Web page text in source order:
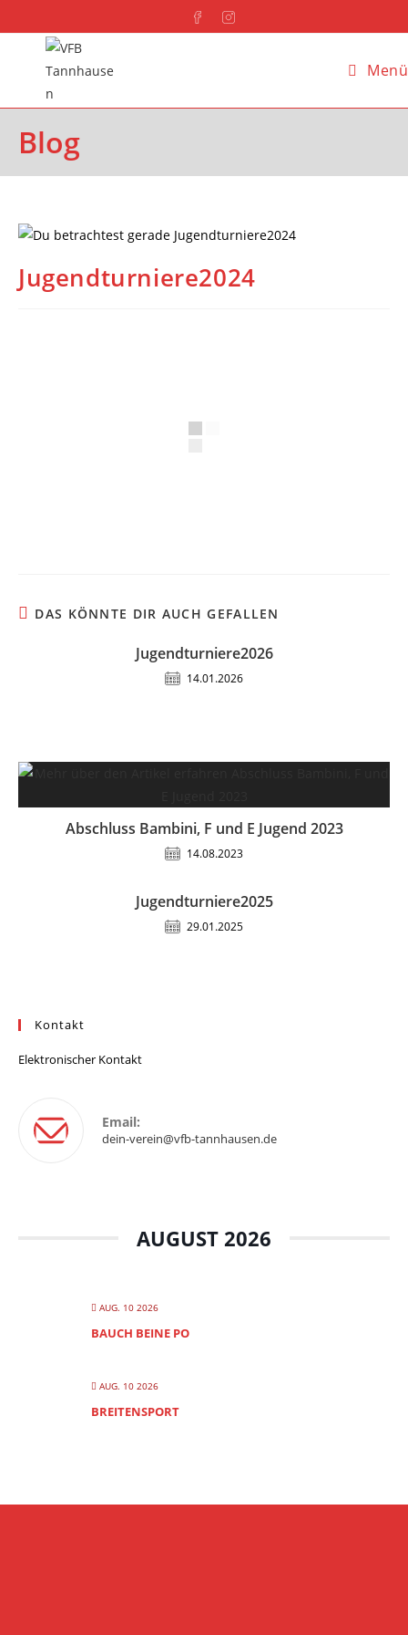
Menü
Blog
Jugendturniere2024
DAS KÖNNTE DIR AUCH GEFALLEN
Jugendturniere2026
14.01.2026
Abschluss Bambini, F und E Jugend 2023
14.08.2023
Jugendturniere2025
29.01.2025
Kontakt
Elektronischer Kontakt
Email:
dein-verein@vfb-tannhausen.de
AUGUST 2026
AUG. 10 2026
BAUCH BEINE PO
AUG. 10 2026
BREITENSPORT